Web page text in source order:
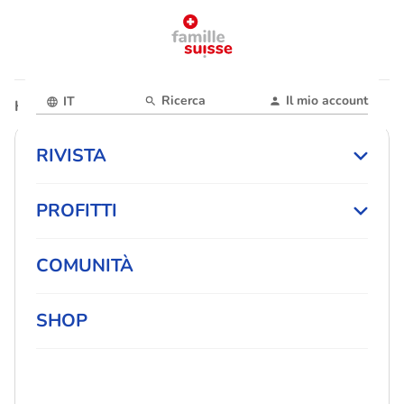
IT Ricerca Il mio account
RIVISTA
PROFITTI
COMUNITÀ
SHOP
Home